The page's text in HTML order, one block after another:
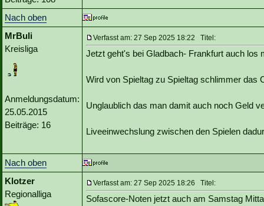
Nach oben
MrBuli
Kreisliga
Anmeldungsdatum:
25.05.2015
Beiträge: 16
Verfasst am: 27 Sep 2025 18:22 Titel:
Jetzt geht's bei Gladbach- Frankfurt auch los
Wird von Spieltag zu Spieltag schlimmer das
Unglaublich das man damit auch noch Geld
Liveeinwechslung zwischen den Spielen
Nach oben
Klotzer
Regionalliga
Verfasst am: 27 Sep 2025 18:26 Titel:
Sofascore-Noten jetzt auch am Samstag